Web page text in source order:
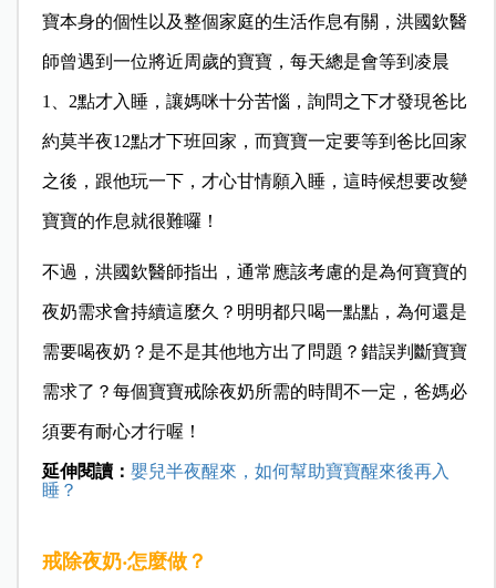
寶本身的個性以及整個家庭的生活作息有關，洪國欽醫
師曾遇到一位將近周歲的寶寶，每天總是會等到凌晨
1、2點才入睡，讓媽咪十分苦惱，詢問之下才發現爸比
約莫半夜12點才下班回家，而寶寶一定要等到爸比回家
之後，跟他玩一下，才心甘情願入睡，這時候想要改變
寶寶的作息就很難囉！
不過，洪國欽醫師指出，通常應該考慮的是為何寶寶的
夜奶需求會持續這麼久？明明都只喝一點點，為何還是
需要喝夜奶？是不是其他地方出了問題？錯誤判斷寶寶
需求了？每個寶寶戒除夜奶所需的時間不一定，爸媽必
須要有耐心才行喔！
延伸閱讀： 嬰兒半夜醒來，如何幫助寶寶醒來後再入
睡？
戒除夜奶‧怎麼做？